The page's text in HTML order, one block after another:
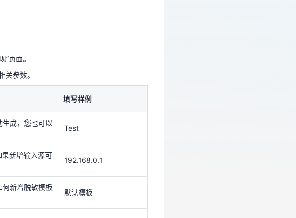
页面。
成，您也可以
新增输入源可
192.168.0.1
何新增脱敏模板
默认模板
式：
据脱敏实例中
页面。
关参数。
填写样例
成，您也可以
Test
新增输入源可
192.168.0.1
新增脱敏模板
默认模板